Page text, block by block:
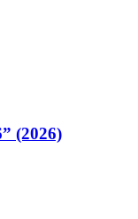
(2026)